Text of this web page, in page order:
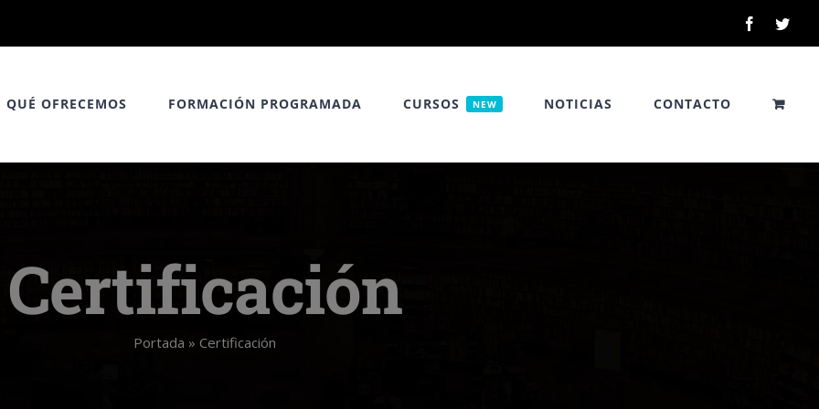
Facebook
QUÉ OFRECEMOS FORMACIÓN PROGRAMADA CURSOS NEW NOTICIAS CONTACTO
Certificación
Portada » Certificación